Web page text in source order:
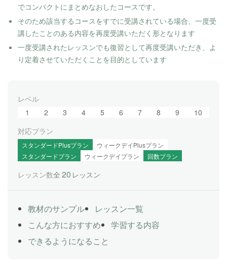
でコンパクトにまとめなおしたコースです。
そのため該当するコースをすでに受講されている場合、一度受
講したことのある内容を再度受講いただく形となります
一度受講されたレッスンでも復習として再度受講いただき、よ
り定着させていただくことを目的としています
レベル
1
2 3 4 5 6 7 8 9
10
対応プラン
スタンダードPlusプラン
ウィークデイPlusプラン
スタンダードプラン
ウィークデイプラン 回数プラン
レッスン数全 20 レッスン
教材のサンプル
レッスン一覧
こんな方におすすめ
学習する内容
できるようになること